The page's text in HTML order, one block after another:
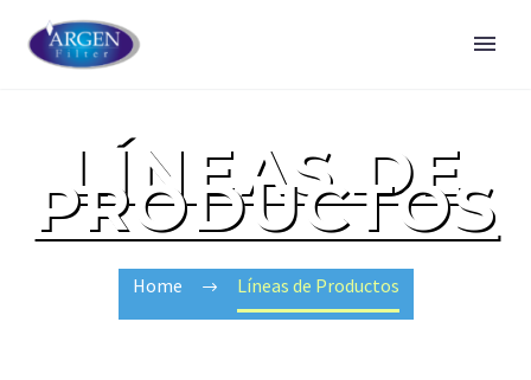
LÍNEAS DE
PRODUCTOS
Home Líneas de Productos